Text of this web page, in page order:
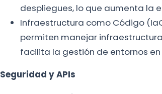
despliegues, lo que aumenta la
Infraestructura como Código
permiten manejar
facilita la gestión de entornos en
Seguridad y APIs